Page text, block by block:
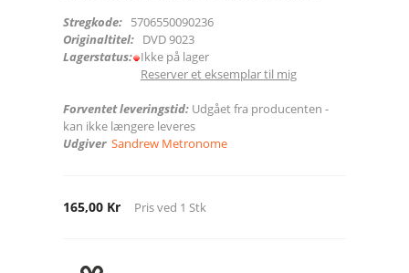
Stregkode: 5706550090236
Originaltitel: DVD 9023
Lagerstatus: Ikke på lager
Reserver et eksemplar til mig
Forventet leveringstid: Udgået fra producenten -
kan ikke længere leveres
Udgiver Sandrew Metronome
165,00 Kr Pris ved 1 Stk